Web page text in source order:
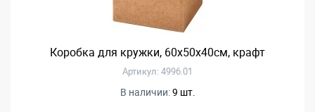
Коробка для кружки, 60x50x40см, крафт
Артикул: 4996.01
В наличии:9 шт.